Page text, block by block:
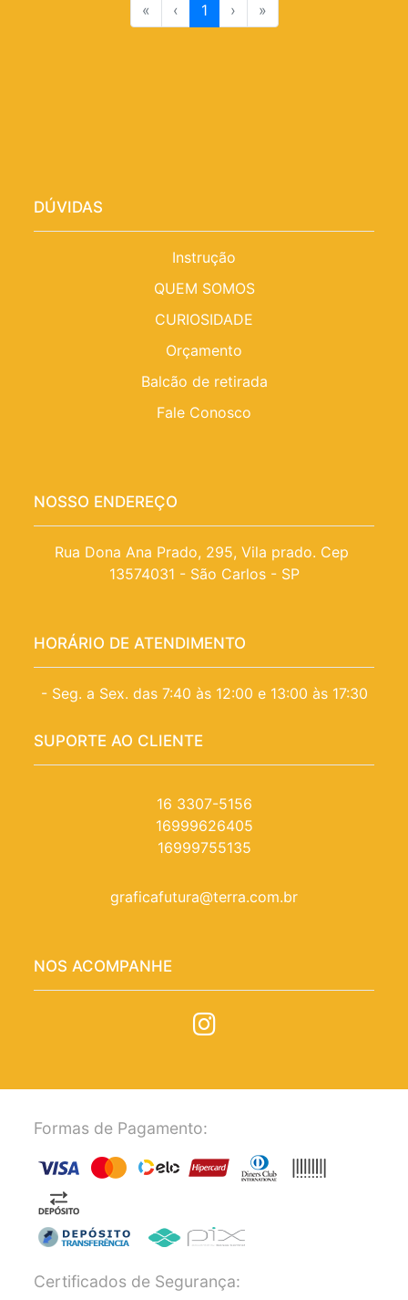
« ‹ 1 › »
DÚVIDAS
Instrução
QUEM SOMOS
CURIOSIDADE
Orçamento
Balcão de retirada
Fale Conosco
NOSSO ENDEREÇO
Rua Dona Ana Prado, 295, Vila prado. Cep
13574031 - São Carlos - SP
HORÁRIO DE ATENDIMENTO
- Seg. a Sex. das 7:40 às 12:00 e 13:00 às 17:30
SUPORTE AO CLIENTE
16 3307-5156
16999626405
16999755135
graficafutura@terra.com.br
NOS ACOMPANHE
Formas de Pagamento:
Certificados de Segurança: